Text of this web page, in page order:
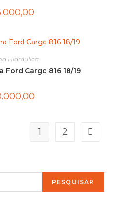
Hidráulica
Ford Cargo 816 18/19
1 2
PESQUISAR